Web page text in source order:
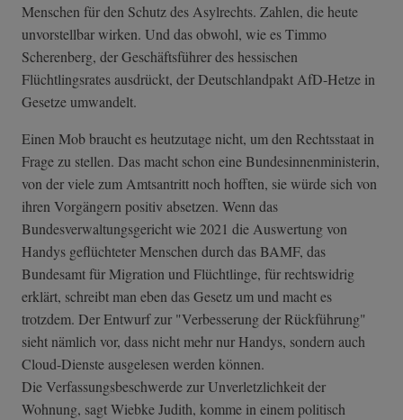
Menschen für den Schutz des Asylrechts. Zahlen, die heute
unvorstellbar wirken. Und das obwohl, wie es Timmo
Scherenberg, der Geschäftsführer des hessischen
Flüchtlingsrates ausdrückt, der Deutschlandpakt AfD-Hetze in
Gesetze umwandelt.
Einen Mob braucht es heutzutage nicht, um den Rechtsstaat in
Frage zu stellen. Das macht schon eine Bundesinnenministerin,
von der viele zum Amtsantritt noch hofften, sie würde sich von
ihren Vorgängern positiv absetzen. Wenn das
Bundesverwaltungsgericht wie 2021 die Auswertung von
Handys geflüchteter Menschen durch das BAMF, das
Bundesamt für Migration und Flüchtlinge, für rechtswidrig
erklärt, schreibt man eben das Gesetz um und macht es
trotzdem. Der Entwurf zur "Verbesserung der Rückführung"
sieht nämlich vor, dass nicht mehr nur Handys, sondern auch
Cloud-Dienste ausgelesen werden können.
Die Verfassungsbeschwerde zur Unverletzlichkeit der
Wohnung, sagt Wiebke Judith, komme in einem politisch